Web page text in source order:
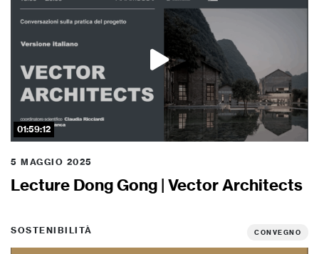
01:59:12
5 MAGGIO 2025
Lecture Dong Gong | Vector Architects
SOSTENIBILITÀ CONVEGNO